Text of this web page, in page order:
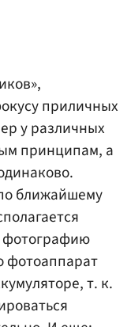
приличных
у различных
принципам, а
ближайшему
фотографию
фотоаппарат
т. к.